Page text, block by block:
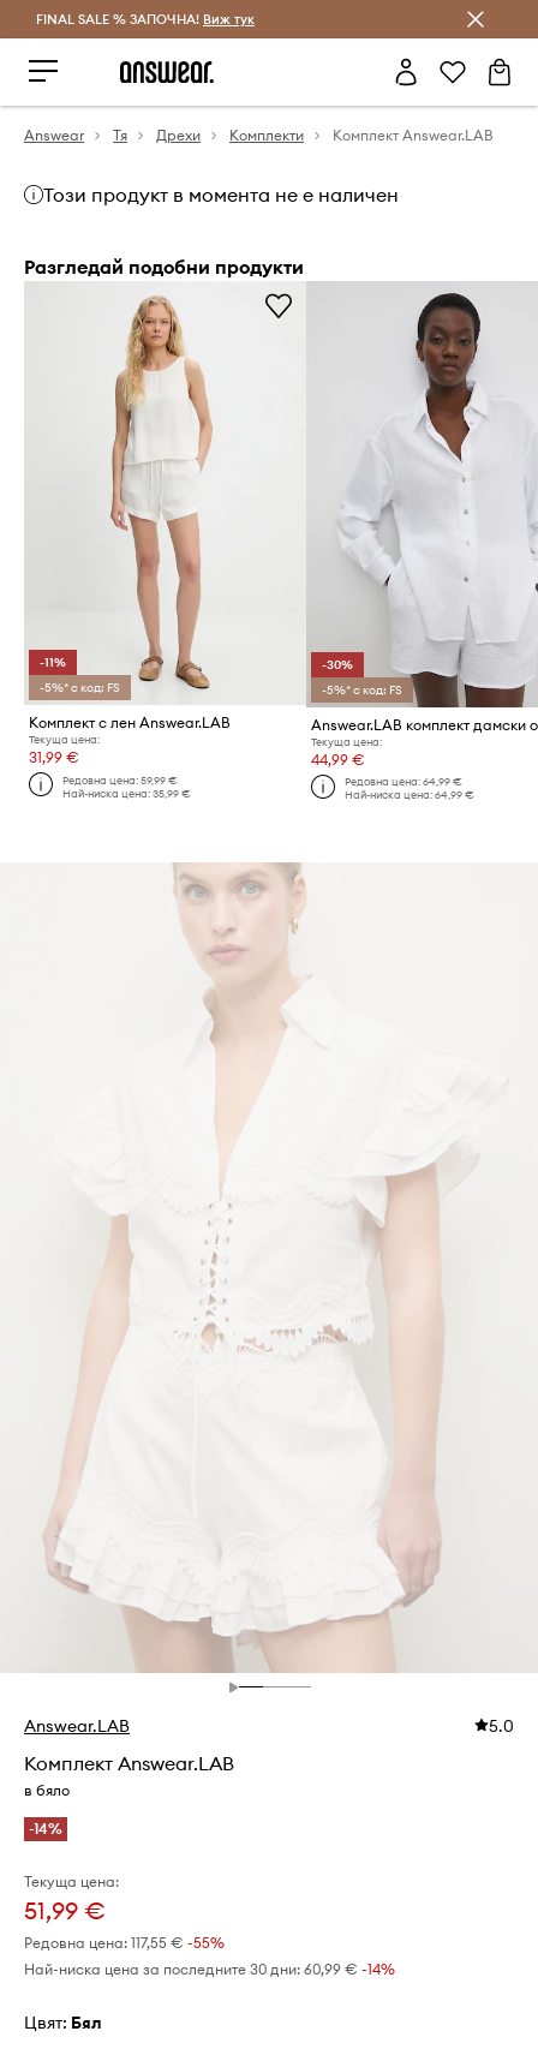
Спестявай с Answear Club
FINAL SALE % ЗАПОЧНА! Виж тук
Answear Тя Дрехи Комплекти Комплект Answear.LAB
Този продукт в момента не е наличен
Разгледай подобни продукти
-11%
-5%* с код: FS
Комплект с лен Answear.LAB
Текуща цена:
31,99 €
Редовна цена:59,99 €
Най-ниска цена:35,99 €
-30%
-5%* с код: FS
Текуща цена:
44,99 €
Редовна цена: 64,99 €
Най-ниска цена: 64,99 €
Answear.LAB 5.0
Комплект Answear.LAB
в бяло
-14%
Текуща цена:
51,99 €
Редовна цена: 117,55 € -55%
Най-ниска цена за последните 30 дни: 60,99 € -14%
Цвят: бял